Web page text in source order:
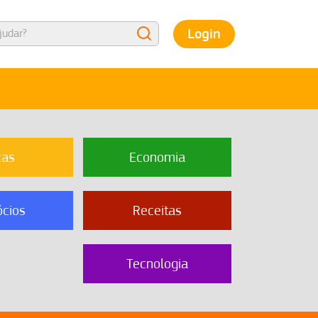
Login
Economia
Receitas
Tecnologia